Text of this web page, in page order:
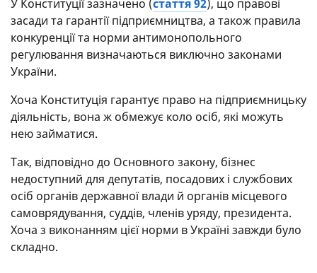
У Конституції зазначено (стаття 92), що правові
засади та гарантії підприємництва, а також правила
конкуренції та норми антимонопольного
регулювання визначаються виключно законами
України.
Хоча Конституція гарантує право на підприємницьку
діяльність, вона ж обмежує коло осіб, які можуть
нею займатися.
Так, відповідно до Основного закону, бізнес
недоступний для депутатів, посадових і службових
осіб органів державної влади й органів місцевого
самоврядування, суддів, членів уряду, президента.
Хоча з виконанням цієї норми в Україні завжди було
складно.